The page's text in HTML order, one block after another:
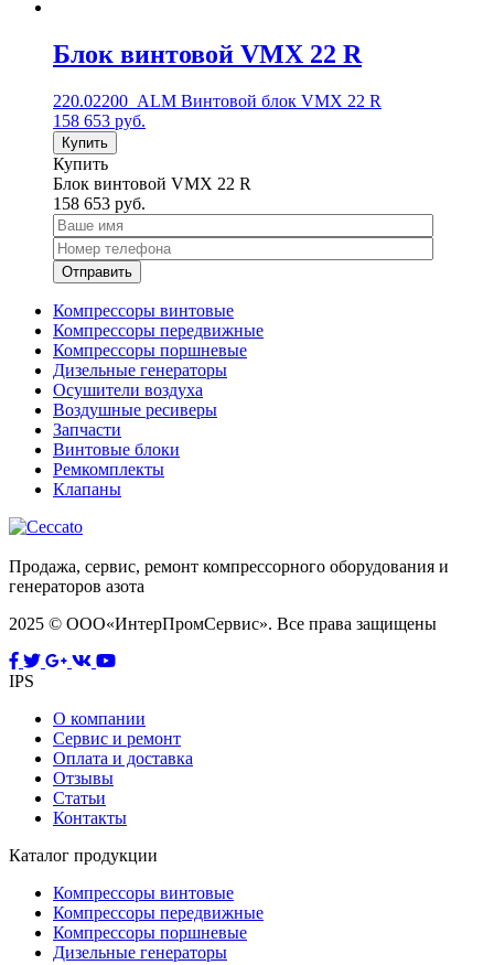
Блок винтовой VMX 22 R
220.02200_ALM Винтовой блок VMX 22 R
158 653 руб.
Купить
Купить
Блок винтовой VMX 22 R
158 653 руб.
Компрессоры винтовые
Компрессоры передвижные
Компрессоры поршневые
Дизельные генераторы
Осушители воздуха
Воздушные ресиверы
Запчасти
Винтовые блоки
Ремкомплекты
Клапаны
Продажа, сервис, ремонт компрессорного оборудования и
генераторов азота
2025 © ООО«ИнтерПромСервис». Все права защищены
IPS
О компании
Сервис и ремонт
Оплата и доставка
Отзывы
Статьи
Контакты
Каталог продукции
Компрессоры винтовые
Компрессоры передвижные
Компрессоры поршневые
Дизельные генераторы